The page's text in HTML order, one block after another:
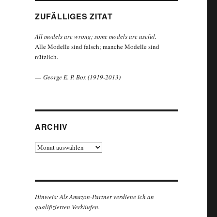
ZUFÄLLIGES ZITAT
All models are wrong; some models are useful.
Alle Modelle sind falsch; manche Modelle sind
nützlich.
— George E. P. Box (1919-2013)
ARCHIV
Archiv
Hinweis: Als Amazon-Partner verdiene ich an
qualifizierten Verkäufen.